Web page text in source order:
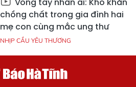
Vòng tay nhân ái: Khó khăn
chồng chất trong gia đình hai
mẹ con cùng mắc ung thư
NHỊP CẦU YÊU THƯƠNG